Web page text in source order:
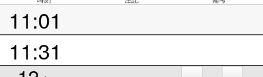
11:01
11:31